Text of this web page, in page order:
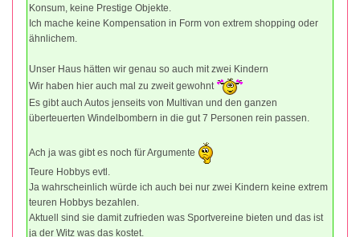
Konsum, keine Prestige Objekte.
Ich mache keine Kompensation in Form von extrem shopping oder
ähnlichem.
Unser Haus hätten wir genau so auch mit zwei Kindern
Wir haben hier auch mal zu zweit gewohnt
Es gibt auch Autos jenseits von Multivan und den ganzen
überteuerten Windelbombern in die gut 7 Personen rein passen.
Ach ja was gibt es noch für Argumente
Teure Hobbys evtl.
Ja wahrscheinlich würde ich auch bei nur zwei Kindern keine extrem
teuren Hobbys bezahlen.
Aktuell sind sie damit zufrieden was Sportvereine bieten und das ist
ja der Witz was das kostet.